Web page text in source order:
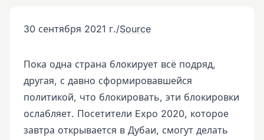
30 сентября 2021 г./Source
Пока одна страна блокирует всё подряд,
другая, с давно сформировавшейся
политикой, что блокировать, эти блокировки
ослабляет. Посетители Expo 2020, которое
завтра открывается в Дубаи, смогут делать